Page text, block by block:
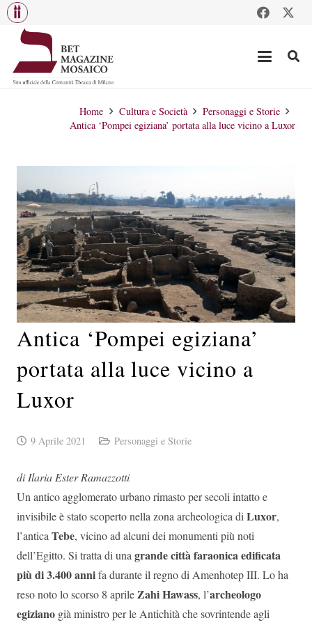
Home Cultura e Società
Personaggi e Storie
Antica ‘Pompei egiziana’ portata alla luce vicino a Luxor
Antica ‘Pompei egiziana’
portata alla luce vicino a
Luxor
9 Aprile 2021 Personaggi e Storie
di Ilaria Ester Ramazzotti
Un antico agglomerato urbano rimasto per secoli intatto e
invisibile è stato scoperto nella zona archeologica diLuxor,
l’anticaTebe, vicino ad alcuni dei monumenti più noti
dell’Egitto. Si tratta di unagrande città faraonica edificata
più di 3.400 annifa durante il regno di Amenhotep III. Lo ha
reso noto lo scorso 8 aprileZahi Hawass, l’archeologo
egiziano già ministro per le Antichità che sovrintende agli